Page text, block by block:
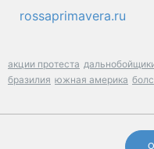
rossaprimavera.ru
акции протеста
бразилия южная америка